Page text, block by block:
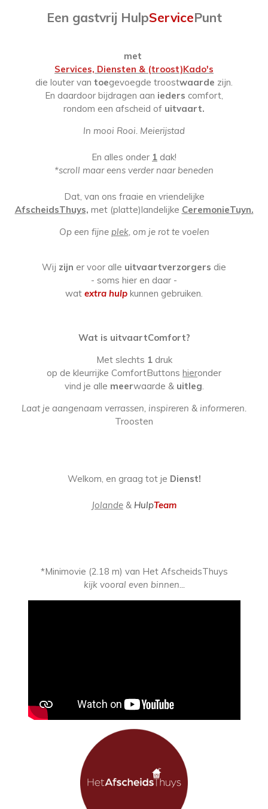
Een gastvrij HulpServicePunt
met
Services, Diensten & (troost)Kado's
die louter van toegevoegde troostwaarde zijn.
En daardoor bijdragen aan ieders comfort,
rondom een afscheid of uitvaart.
In mooi Rooi. Meierijstad
En alles onder 1 dak!
*scroll maar eens verder naar beneden
Dat, van ons fraaie en vriendelijke
AfscheidsThuys, met (platte)landelijke CeremonieTuyn.
Op een fijne plek, om je rot te voelen
Wij zijn er voor alle uitvaartverzorgers die
- soms hier en daar -
wat extra hulp kunnen gebruiken.
Wat is uitvaartComfort?
Met slechts 1druk
op de kleurrijke ComfortButtons hieronder
vind je alle meerwaarde & uitleg.
Laat je aangenaam verrassen, inspireren & informeren.
Troosten
Welkom, en graag tot je Dienst!
Jolande & HulpTeam
*Minimovie (2.18 m) van Het AfscheidsThuys
kijk vooral even binnen...